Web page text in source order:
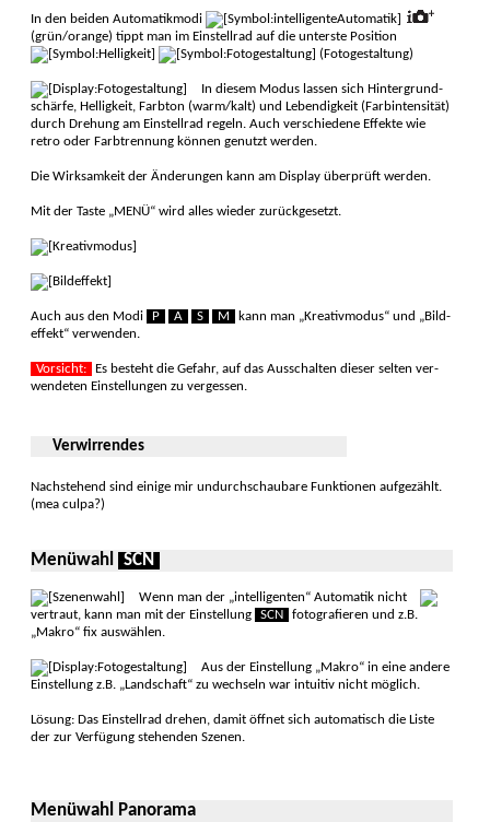
In den beiden Automatikmodi
(grün/orange) tippt man im Einstell­rad auf die unterste Position
(Fotogestaltung)
In diesem Modus lassen sich Hinter­grund­
schärfe, Hellig­keit, Farb­ton (warm/kalt) und Lebendig­keit (Farb­intensi­tät)
durch Drehung am Einstell­rad regeln. Auch verschie­dene Effek­te wie
retro oder Farb­trennung können ge­nutzt werden.
Die Wirksamkeit der Änderungen kann am Display überprüft werden.
Mit der Taste „MENÜ“ wird alles wieder zurückgesetzt.
Auch aus den Modi P A S M
kann man „Kreativ­modus“ und „Bild­
effekt“ ver­wenden.
Vorsicht:
Es besteht die Gefahr, auf das Aus­schal­ten dieser selten ver­
wendeten Ein­stellun­gen zu ver­gessen.
Verwirrendes
Nachstehend sind einige mir undurchschaubare Funktionen aufgezählt.
(mea culpa?)
Menüwahl SCN
Wenn man der „intelligenten“ Automatik nicht
vertraut, kann man mit der Ein­stellung
SCN
foto­gra­fieren und z.B.
„Makro“ fix aus­wählen.
Aus der Einstellung „Makro“ in eine andere
Ein­stellung z.B. „Landschaft“ zu wech­seln war intuitiv nicht mög­lich.
Lösung: Das Einstell­rad drehen, damit öffnet sich auto­matisch die Liste
der zur Verfügung stehen­den Szenen.
Menüwahl Panorama